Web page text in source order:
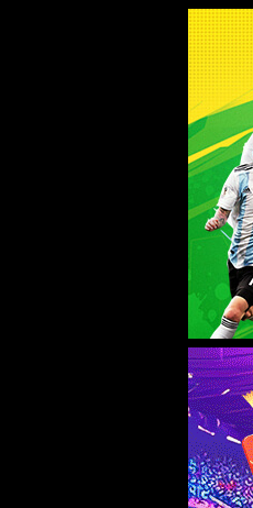
WTS-WAF拦截
出现该页面的原因:
1.你的请求是黑客攻击
2.你的请求合法但触发了安